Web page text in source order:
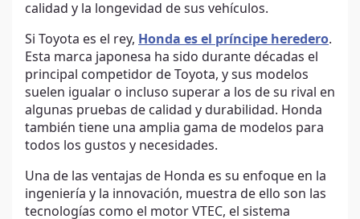
calidad y la longevidad de sus vehículos.
Si Toyota es el rey, Honda es el príncipe heredero.
Esta marca japonesa ha sido durante décadas el
principal competidor de Toyota, y sus modelos
suelen igualar o incluso superar a los de su rival en
algunas pruebas de calidad y durabilidad. Honda
también tiene una amplia gama de modelos para
todos los gustos y necesidades.
Una de las ventajas de Honda es su enfoque en la
ingeniería y la innovación, muestra de ello son las
tecnologías como el motor VTEC, el sistema